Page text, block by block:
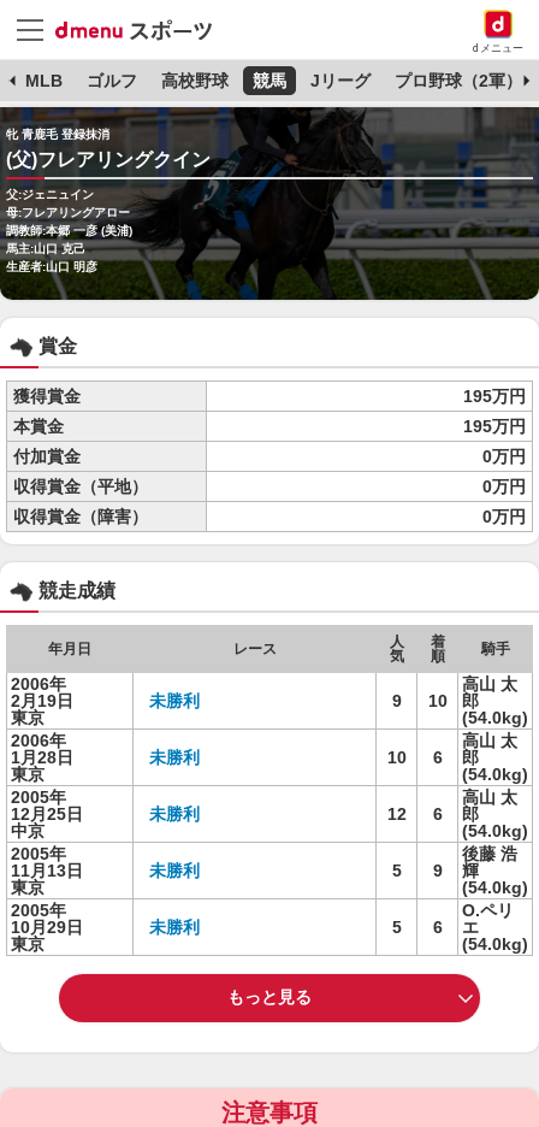
dメニュー
MLB ゴルフ 高校野球 競馬 Jリーグ プロ野球（2軍）
牝 青鹿毛 登録抹消
(父)フレアリングクイン
父:ジェニュイン
母:フレアリングアロー
調教師:本郷 一彦 (美浦)
馬主:山口 克己
生産者:山口 明彦
賞金
獲得賞金
195万円
本賞金
195万円
付加賞金
0万円
収得賞金（平地）
0万円
収得賞金（障害）
0万円
競走成績
年月日 レース
人
気
着
順
騎手
2006年
2月19日
東京
未勝利 9 10
高山 太
郎
(54.0kg)
2006年
1月28日
東京
未勝利 10 6
高山 太
郎
(54.0kg)
2005年
12月25日
中京
未勝利 12 6
高山 太
郎
(54.0kg)
2005年
11月13日
東京
未勝利 5 9
後藤 浩
輝
(54.0kg)
2005年
10月29日
東京
未勝利 5 6
O.ペリ
エ
(54.0kg)
もっと見る
注意事項